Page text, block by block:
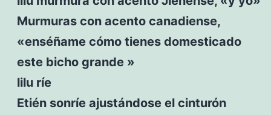
Murmuras con acento canadiense,
«enséñame cómo tienes domesticado
este bicho grande »
lilu ríe
Etién sonríe ajustándose el cinturón